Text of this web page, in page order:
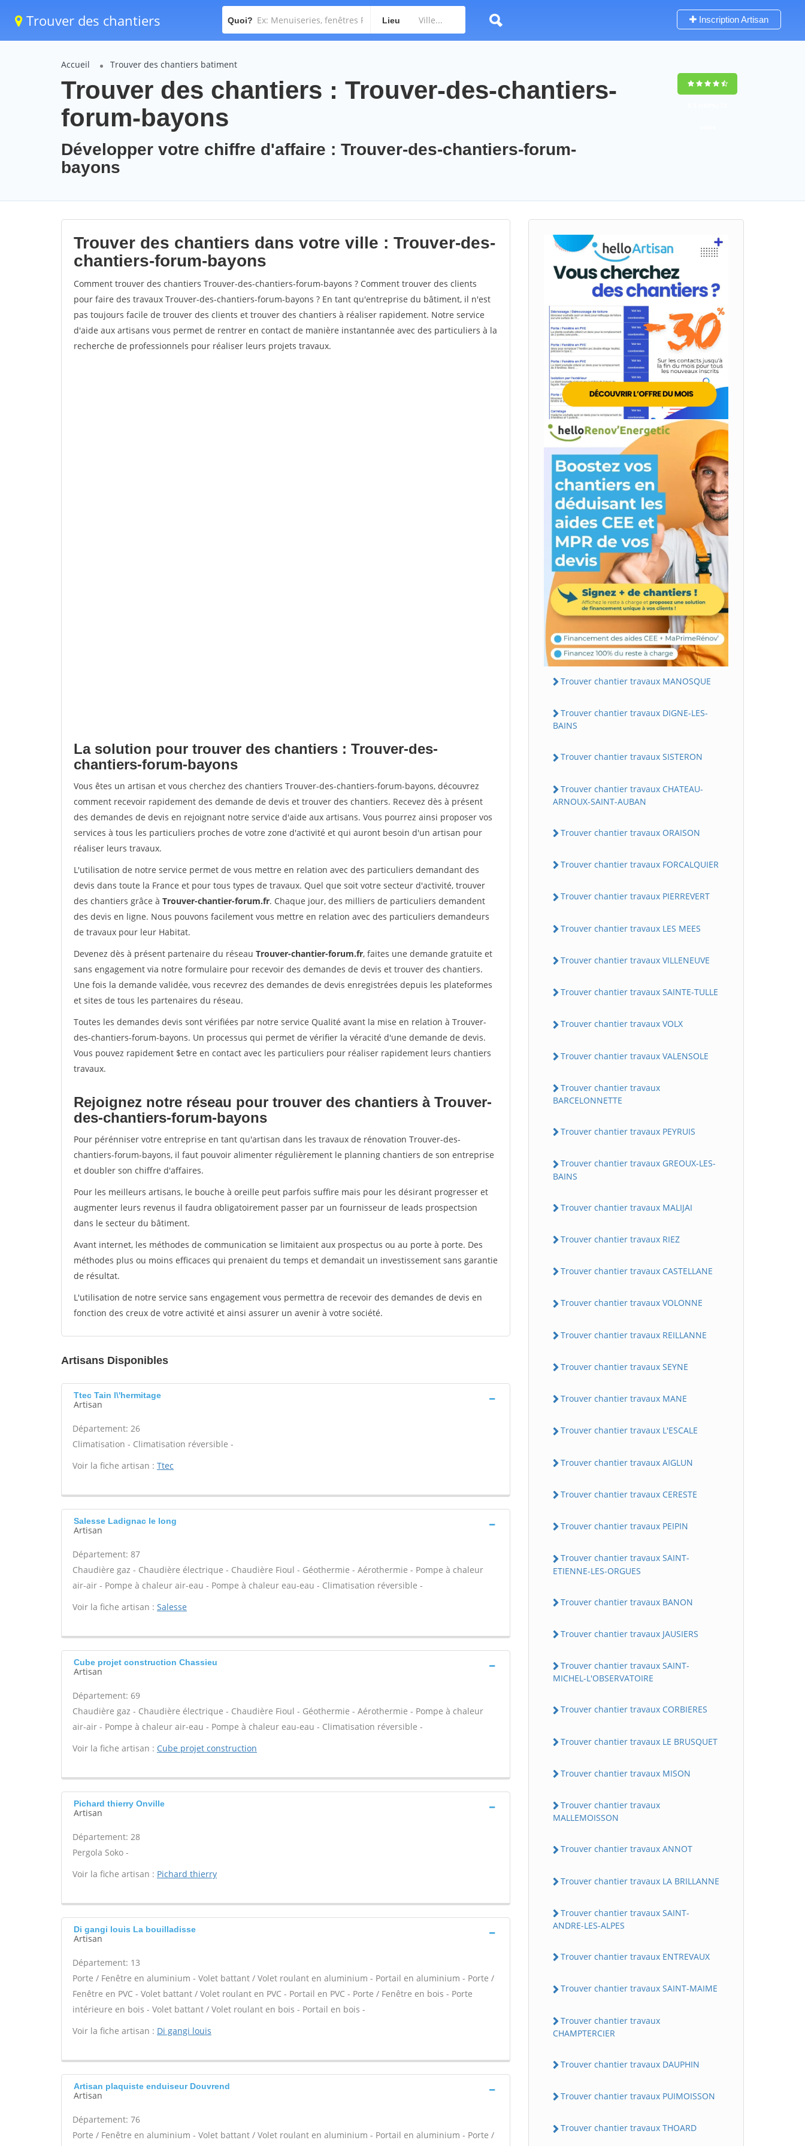
Trouver des chantiers Quoi? Lieu Inscription Artisan
Accueil Trouver des chantiers batiment
Trouver des chantiers : Trouver-des-chantiers-
forum-bayons
Développer votre chiffre d'affaire : Trouver-des-chantiers-forum-
bayons
Trouver des chantiers dans votre ville : Trouver-des-
chantiers-forum-bayons
Comment trouver des chantiers Trouver-des-chantiers-forum-bayons ? Comment trouver des clients
pour faire des travaux Trouver-des-chantiers-forum-bayons ? En tant qu'entreprise du bâtiment, il n'est
pas toujours facile de trouver des clients et trouver des chantiers à réaliser rapidement. Notre service
d'aide aux artisans vous permet de rentrer en contact de manière instantannée avec des particuliers à la
recherche de professionnels pour réaliser leurs projets travaux.
La solution pour trouver des chantiers : Trouver-des-
chantiers-forum-bayons
Vous êtes un artisan et vous cherchez des chantiers Trouver-des-chantiers-forum-bayons, découvrez
comment recevoir rapidement des demande de devis et trouver des chantiers. Recevez dès à présent
des demandes de devis en rejoignant notre service d'aide aux artisans. Vous pourrez ainsi proposer vos
services à tous les particuliers proches de votre zone d'activité et qui auront besoin d'un artisan pour
réaliser leurs travaux.
L'utilisation de notre service permet de vous mettre en relation avec des particuliers demandant des
devis dans toute la France et pour tous types de travaux. Quel que soit votre secteur d'activité, trouver
des chantiers grâce à Trouver-chantier-forum.fr. Chaque jour, des milliers de particuliers demandent
des devis en ligne. Nous pouvons facilement vous mettre en relation avec des particuliers demandeurs
de travaux pour leur Habitat.
Devenez dès à présent partenaire du réseau Trouver-chantier-forum.fr, faites une demande gratuite et
sans engagement via notre formulaire pour recevoir des demandes de devis et trouver des chantiers.
Une fois la demande validée, vous recevrez des demandes de devis enregistrées depuis les plateformes
et sites de tous les partenaires du réseau.
Toutes les demandes devis sont vérifiées par notre service Qualité avant la mise en relation à Trouver-
des-chantiers-forum-bayons. Un processus qui permet de vérifier la véracité d'une demande de devis.
Vous pouvez rapidement $etre en contact avec les particuliers pour réaliser rapidement leurs chantiers
travaux.
Rejoignez notre réseau pour trouver des chantiers à Trouver-
des-chantiers-forum-bayons
Pour pérénniser votre entreprise en tant qu'artisan dans les travaux de rénovation Trouver-des-
chantiers-forum-bayons, il faut pouvoir alimenter régulièrement le planning chantiers de son entreprise
et doubler son chiffre d'affaires.
Pour les meilleurs artisans, le bouche à oreille peut parfois suffire mais pour les désirant progresser et
augmenter leurs revenus il faudra obligatoirement passer par un fournisseur de leads prospectsion
dans le secteur du bâtiment.
Avant internet, les méthodes de communication se limitaient aux prospectus ou au porte à porte. Des
méthodes plus ou moins efficaces qui prenaient du temps et demandait un investissement sans garantie
de résultat.
L'utilisation de notre service sans engagement vous permettra de recevoir des demandes de devis en
fonction des creux de votre activité et ainsi assurer un avenir à votre société.
Artisans Disponibles
Ttec Tain l\'hermitage
Artisan
Département: 26
Climatisation - Climatisation réversible -
Voir la fiche artisan : Ttec
Salesse Ladignac le long
Artisan
Département: 87
Chaudière gaz - Chaudière électrique - Chaudière Fioul - Géothermie - Aérothermie - Pompe à chaleur
air-air - Pompe à chaleur air-eau - Pompe à chaleur eau-eau - Climatisation réversible -
Voir la fiche artisan : Salesse
Cube projet construction Chassieu
Artisan
Département: 69
Chaudière gaz - Chaudière électrique - Chaudière Fioul - Géothermie - Aérothermie - Pompe à chaleur
air-air - Pompe à chaleur air-eau - Pompe à chaleur eau-eau - Climatisation réversible -
Voir la fiche artisan : Cube projet construction
Pichard thierry Onville
Artisan
Département: 28
Pergola Soko -
Voir la fiche artisan : Pichard thierry
Di gangi louis La bouilladisse
Artisan
Département: 13
Porte / Fenêtre en aluminium - Volet battant / Volet roulant en aluminium - Portail en aluminium - Porte /
Fenêtre en PVC - Volet battant / Volet roulant en PVC - Portail en PVC - Porte / Fenêtre en bois - Porte
intérieure en bois - Volet battant / Volet roulant en bois - Portail en bois -
Voir la fiche artisan : Di gangi louis
Artisan plaquiste enduiseur Douvrend
Artisan
Département: 76
Porte / Fenêtre en aluminium - Volet battant / Volet roulant en aluminium - Portail en aluminium - Porte /
Trouver chantier travaux MANOSQUE
Trouver chantier travaux DIGNE-LES-
BAINS
Trouver chantier travaux SISTERON
Trouver chantier travaux CHATEAU-
ARNOUX-SAINT-AUBAN
Trouver chantier travaux ORAISON
Trouver chantier travaux FORCALQUIER
Trouver chantier travaux PIERREVERT
Trouver chantier travaux LES MEES
Trouver chantier travaux VILLENEUVE
Trouver chantier travaux SAINTE-TULLE
Trouver chantier travaux VOLX
Trouver chantier travaux VALENSOLE
Trouver chantier travaux
BARCELONNETTE
Trouver chantier travaux PEYRUIS
Trouver chantier travaux GREOUX-LES-
BAINS
Trouver chantier travaux MALIJAI
Trouver chantier travaux RIEZ
Trouver chantier travaux CASTELLANE
Trouver chantier travaux VOLONNE
Trouver chantier travaux REILLANNE
Trouver chantier travaux SEYNE
Trouver chantier travaux MANE
Trouver chantier travaux L'ESCALE
Trouver chantier travaux AIGLUN
Trouver chantier travaux CERESTE
Trouver chantier travaux PEIPIN
Trouver chantier travaux SAINT-
ETIENNE-LES-ORGUES
Trouver chantier travaux BANON
Trouver chantier travaux JAUSIERS
Trouver chantier travaux SAINT-
MICHEL-L'OBSERVATOIRE
Trouver chantier travaux CORBIERES
Trouver chantier travaux LE BRUSQUET
Trouver chantier travaux MISON
Trouver chantier travaux
MALLEMOISSON
Trouver chantier travaux ANNOT
Trouver chantier travaux LA BRILLANNE
Trouver chantier travaux SAINT-
ANDRE-LES-ALPES
Trouver chantier travaux ENTREVAUX
Trouver chantier travaux SAINT-MAIME
Trouver chantier travaux
CHAMPTERCIER
Trouver chantier travaux DAUPHIN
Trouver chantier travaux PUIMOISSON
Trouver chantier travaux THOARD